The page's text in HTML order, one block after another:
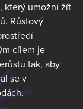
který umožní žít
Růstový
cílem je
tak, aby
se v